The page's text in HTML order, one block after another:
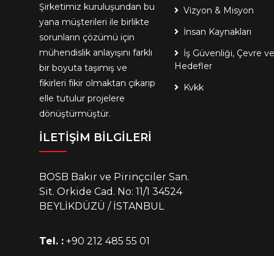
Şirketimiz kuruluşundan bu
yana müşterileri ile birlikte
sorunların çözümü için
mühendislik anlayışını farklı
bir boyuta taşımış ve
fikirleri fikir olmaktan çıkarıp
elle tutulur projelere
dönüştürmüştür.
Vizyon & Misyon
İnsan Kaynakları
İş Güvenliği, Çevre ve
Hedefler
Kvkk
İLETİŞİM BİLGİLERİ
BOSB Bakır ve Pirinçciler San.
Sit. Orkide Cad. No: 11/1 34524
BEYLİKDÜZÜ / İSTANBUL
Tel. : +90 212 485 55 01